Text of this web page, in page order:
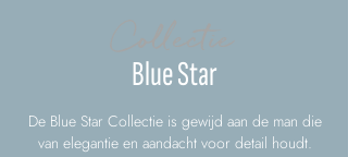
Blue Star
De Blue Star Collectie is gewijd aan de man die
van elegantie en aandacht voor detail houdt.